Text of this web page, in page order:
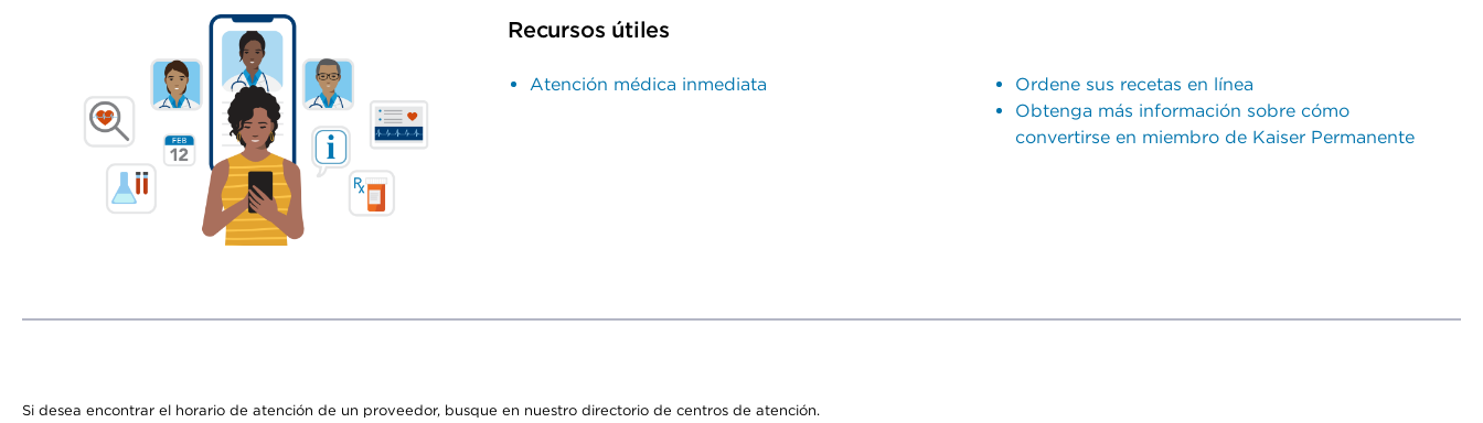
Recursos útiles
Atención médica inmediata
Ordene sus recetas en línea
Obtenga más información sobre cómo
convertirse en miembro de Kaiser Permanente
Si desea encontrar el horario de atención de un proveedor, busque en nuestro directorio de centros de atención.